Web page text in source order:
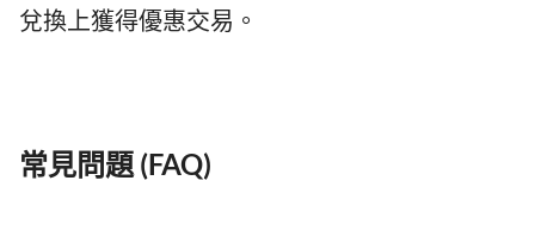
兌換上獲得優惠交易。
常見問題 (FAQ)